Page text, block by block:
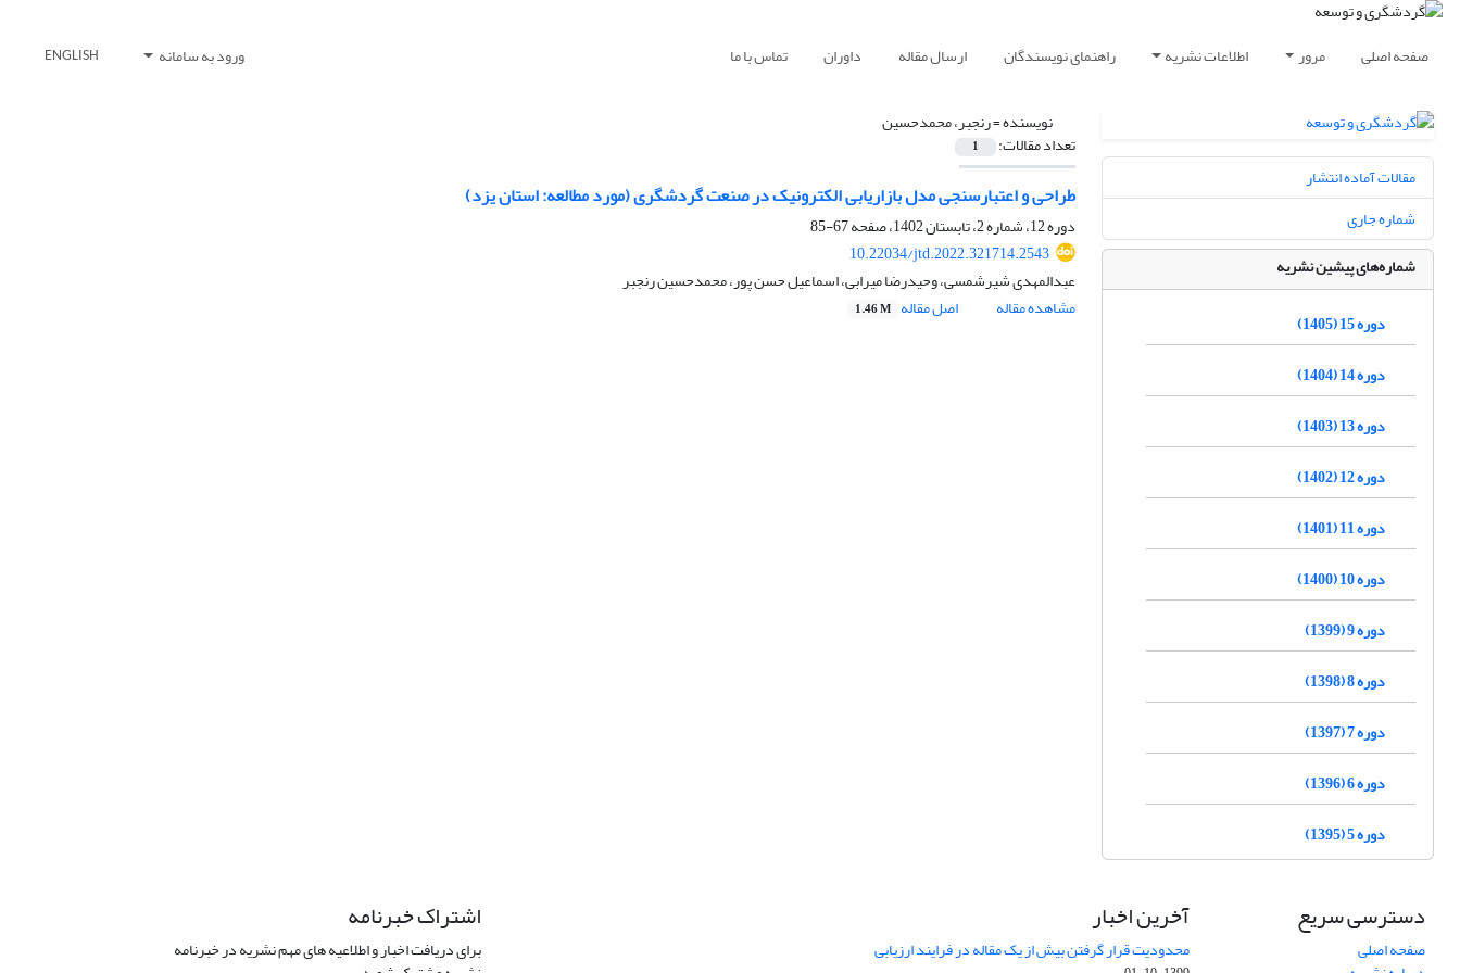
صفحه اصلی مرور اطلاعات نشریه راهنمای نویسندگان ارسال مقاله داوران تماس با ما ورود به سامانه ENGLISH
نویسنده =رنجبر، محمدحسین
تعداد مقالات: 1
طراحی و اعتبارسنجی مدل بازاریابی الکترونیک در صنعت گردشگری (مورد مطالعه: استان یزد)
دوره 12، شماره 2، تابستان 1402، صفحه
67-85
10.22034/jtd.2022.321714.2543
عبدالمهدی شیرشمسی، وحیدرضا میرابی، اسماعیل حسن پور، محمدحسین رنجبر
مشاهده مقاله
اصل مقاله 1.46 M
مقالات آماده انتشار
شماره جاری
شماره‌های پیشین نشریه
دوره 15 (1405)
دوره 14 (1404)
دوره 13 (1403)
دوره 12 (1402)
دوره 11 (1401)
دوره 10 (1400)
دوره 9 (1399)
دوره 8 (1398)
دوره 7 (1397)
دوره 6 (1396)
دوره 5 (1395)
دسترسی سریع
صفحه اصلی
آخرین اخبار
محدودیت قرار گرفتن بیش از یک مقاله در فرایند ارزیابی
اشتراک خبرنامه
برای دریافت اخبار و اطلاعیه های مهم نشریه در خبرنامه